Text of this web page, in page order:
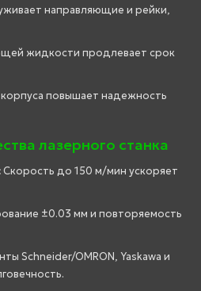
направляющие и рейки,
жидкости продлевает срок
повышает надежность
лазерного станка
Скорость до 150 м/мин ускоряет
±0.03 мм и повторяемость
Schneider/OMRON, Yaskawa и